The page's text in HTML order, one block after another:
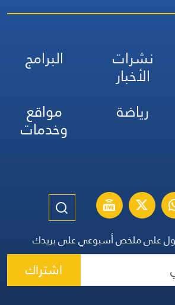
نشرات
الأخبار
البرامج
رياضة مواقع
وخدمات
على ملخص أسبوعي على بريدك
اشتراك